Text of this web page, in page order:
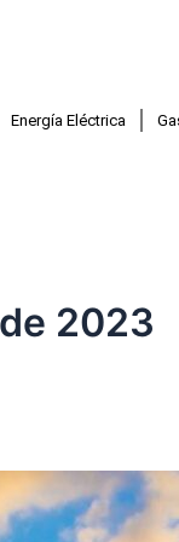
Energía Eléctrica
2023